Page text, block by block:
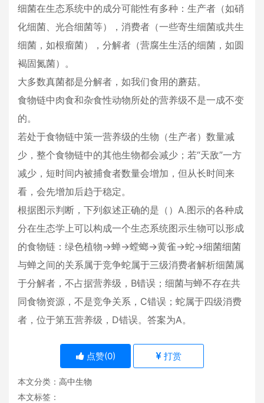
细菌在生态系统中的成分可能性有多种：生产者（如硝
化细菌、光合细菌等），消费者（一些寄生细菌或共生
细菌，如根瘤菌），分解者（营腐生生活的细菌，如圆
褐固氮菌）。
大多数真菌都是分解者，如我们食用的蘑菇。
食物链中肉食和杂食性动物所处的营养级不是一成不变
的。
若处于食物链中策一营养级的生物（生产者）数量减
少，整个食物链中的其他生物都会减少；若“天敌”一方
减少，短时间内被捕食者数量会增加，但从长时间来
看，会先增加后趋于稳定。
根据图示判断，下列叙述正确的是（）A.图示的各种成
分在生态学上可以构成一个生态系统图示生物可以形成
的食物链：绿色植物→蝉→螳螂→黄雀→蛇→细菌细菌
与蝉之间的关系属于竞争蛇属于三级消费者解析细菌属
于分解者，不占据营养级，B错误；细菌与蝉不存在共
同食物资源，不是竞争关系，C错误；蛇属于四级消费
者，位于第五营养级，D错误。答案为A。
点赞(0) 打赏
本文分类： 高中生物
本文标签：